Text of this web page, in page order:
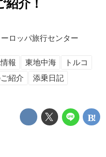
介！
ーロッパ旅行センター
報 東地中海
トルコ
紹介
添乗日記